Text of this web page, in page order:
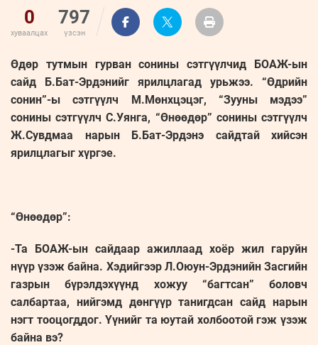
0
хуваалцах
797
үзсэн
Өдөр тутмын гурван сонины сэтгүүлчид БОАЖ-ын
сайд Б.Бат-Эрдэнийг ярилцлагад урьжээ. “Өдрийн
сонин”-ы сэтгүүлч М.Мөнхцэцэг, “Зууны мэдээ”
сонины сэтгүүлч С.Уянга, “Өнөөдөр” сонины сэтгүүлч
Ж.Сувдмаа нарын Б.Бат-Эрдэнэ сайдтай хийсэн
ярилцлагыг хүргэе.
“Өнөөдөр”:
-Та БОАЖ-ын сайдаар ажиллаад хоёр жил гаруйн
нүүр үзэж байна. Хэдийгээр Л.Оюун-Эрдэнийн Засгийн
газрын бүрэлдэхүүнд хожуу “багтсан” боловч
салбартаа, нийгэмд дөнгүүр танигдсан сайд нарын
нэгт тооцогддог. Үүнийг та юутай холбоотой гэж үзэж
байна вэ?